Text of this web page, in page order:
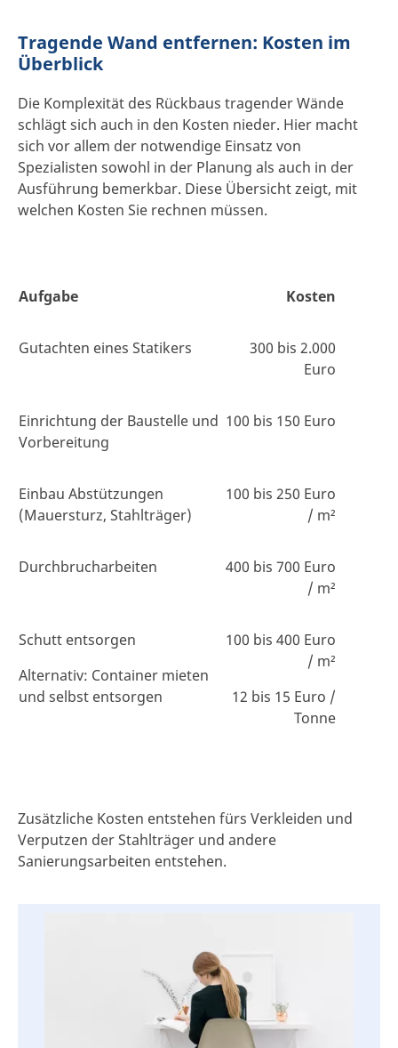
Tragende Wand entfernen: Kosten im
Überblick
Die Komplexität des Rückbaus tragender Wände
schlägt sich auch in den Kosten nieder. Hier macht
sich vor allem der notwendige Einsatz von
Spezialisten sowohl in der Planung als auch in der
Ausführung bemerkbar. Diese Übersicht zeigt, mit
welchen Kosten Sie rechnen müssen.
Aufgabe Kosten
Gutachten eines Statikers
300 bis 2.000
Euro
Einrichtung der Baustelle und
Vorbereitung
100 bis 150 Euro
Einbau Abstützungen
(Mauersturz, Stahlträger)
100 bis 250 Euro
/ m²
Durchbrucharbeiten
400 bis 700 Euro
/ m²
Schutt entsorgen
Alternativ: Container mieten
und selbst entsorgen
100 bis 400 Euro
/ m²
12 bis 15 Euro /
Tonne
Zusätzliche Kosten entstehen fürs Verkleiden und
Verputzen der Stahlträger und andere
Sanierungsarbeiten entstehen.